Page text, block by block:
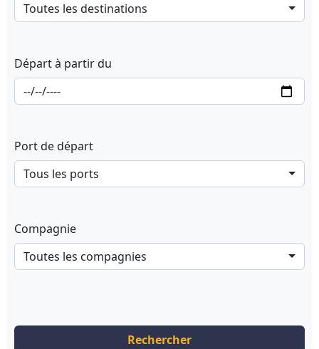
Toutes les destinations
Départ à partir du
Port de départ
Tous les ports
Compagnie
Toutes les compagnies
Rechercher